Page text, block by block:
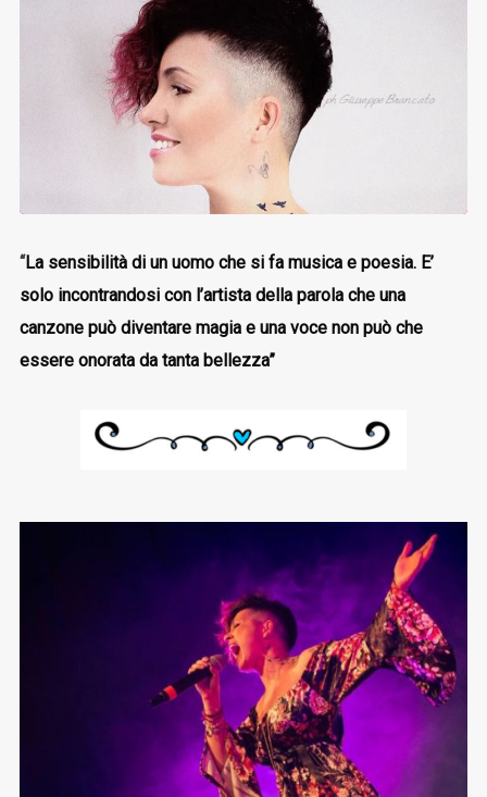
“La sensibilità di un uomo che si fa musica e poesia. E’
solo incontrandosi con l’artista della parola che una
canzone può diventare magia e una voce non può che
essere onorata da tanta bellezza”